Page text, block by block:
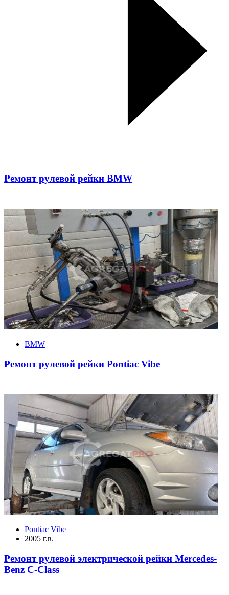
Ремонт рулевой рейки BMW
BMW
Ремонт рулевой рейки Pontiac Vibe
Pontiac Vibe
2005 г.в.
Ремонт рулевой электрической рейки Mercedes-
Benz C-Class